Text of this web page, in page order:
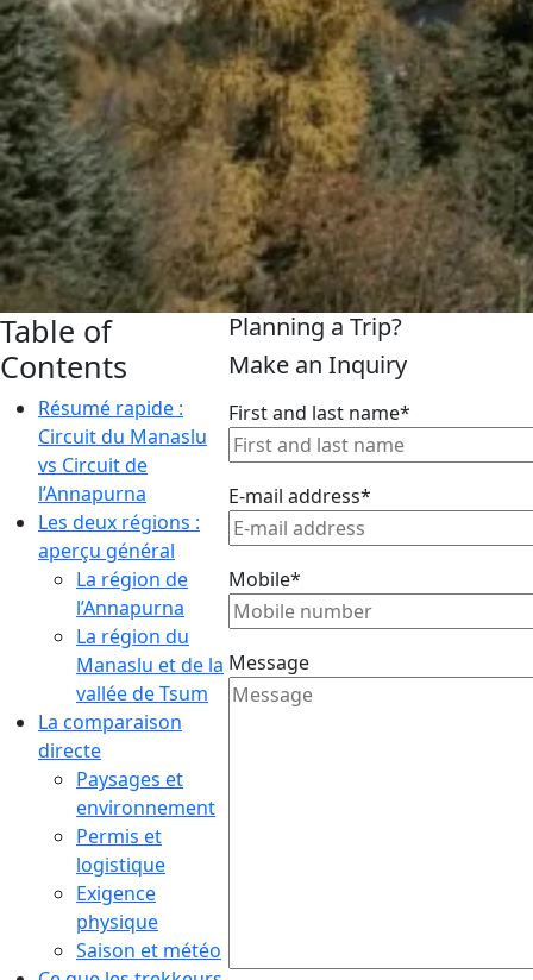
Table of
Contents
Résumé rapide :
Circuit du Manaslu
vs Circuit de
l’Annapurna
Les deux régions :
aperçu général
La région de
l’Annapurna
La région du
Manaslu et de la
vallée de Tsum
La comparaison
directe
Paysages et
environnement
Permis et
logistique
Exigence
physique
Saison et météo
Planning a Trip?
Make an Inquiry
First and last name*
E-mail address*
Mobile*
Message